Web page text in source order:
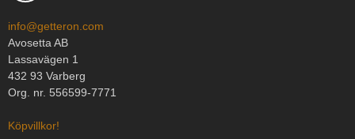
info@getteron.com
Avosetta AB
Lassavägen 1
432 93 Varberg
Org. nr. 556599-7771
Köpvillkor!